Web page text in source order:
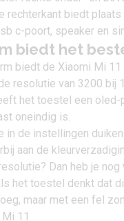
rechterkant biedt
c-poort, speaker en
biedt het
biedt de Xiaomi Mi
resolutie van 3200 bij
het toestel een oled-
oneindig is.
in de instellingen
aan de
Dan heb je
het toestel denkt dat
maar met een fel